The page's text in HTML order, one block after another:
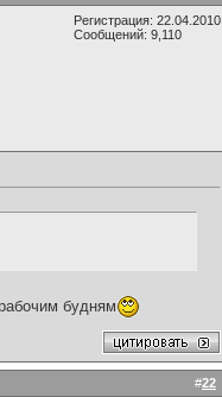
Регистрация: 22.04.2010
Сообщений: 9,110
будням
#22